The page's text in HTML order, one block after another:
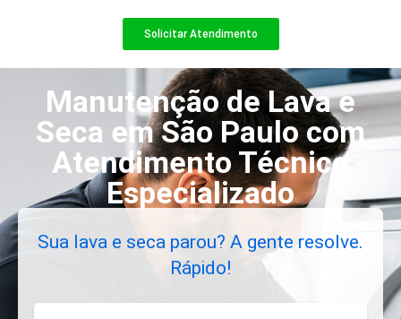
Solicitar Atendimento
Manutenção de Lava e
Seca em São Paulo com
Atendimento Técnico
Especializado
Sua lava e seca parou? A gente resolve.
Rápido!